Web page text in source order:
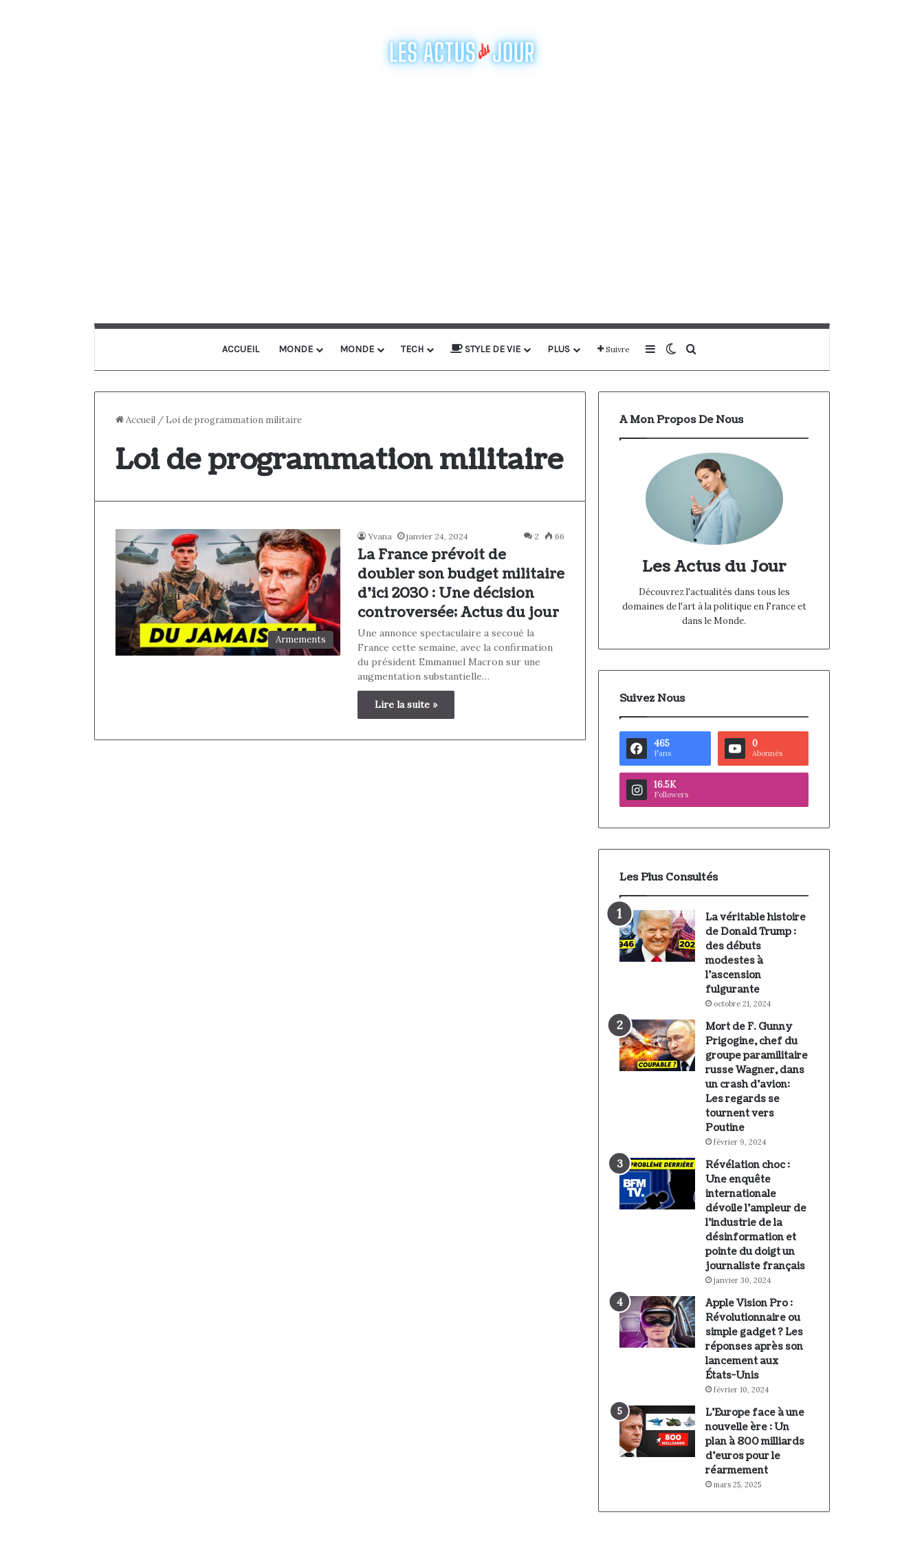
ACCUEIL MONDE MONDE TECH STYLE DE VIE PLUS Suivre Sidebar (barre latérale)
Switch skin
Accueil / Loi de programmation militaire
Loi de programmation militaire
Armements
Yvana janvier 24, 2024 2 66
La France prévoit de
doubler son budget militaire
d’ici 2030 : Une décision
controversée; Actus du jour
Une annonce spectaculaire a secoué la
France cette semaine, avec la confirmation
du président Emmanuel Macron sur une
augmentation substantielle…
Lire la suite »
A Mon Propos De Nous
Les Actus du Jour
Découvrez l'actualités dans tous les
domaines de l'art à la politique en France et
dans le Monde.
Suivez Nous
465
Fans
0
Abonnés
16.5K
Followers
Les Plus Consultés
La véritable histoire
de Donald Trump :
des débuts
modestes à
l’ascension
fulgurante
octobre 21, 2024
Mort de F. Gunny
Prigogine, chef du
groupe paramilitaire
russe Wagner, dans
un crash d’avion:
Les regards se
tournent vers
Poutine
février 9, 2024
Révélation choc :
Une enquête
internationale
dévoile l’ampleur de
l’industrie de la
désinformation et
pointe du doigt un
journaliste français
janvier 30, 2024
Apple Vision Pro :
Révolutionnaire ou
simple gadget ? Les
réponses après son
lancement aux
États-Unis
février 10, 2024
L’Europe face à une
nouvelle ère : Un
plan à 800 milliards
d’euros pour le
réarmement
mars 25, 2025